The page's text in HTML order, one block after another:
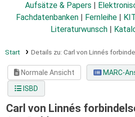
Aufsätze & Papers
Fachdatenbanken
Fernleihe
Literaturwunsch
Start Details zu: Carl von Linnés
Normale Ansicht
MARC-
ISBD
Carl von Linnés